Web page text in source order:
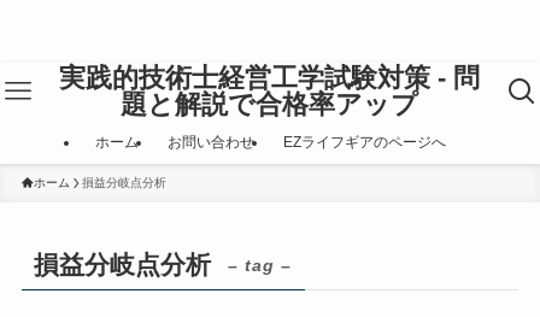
実践的技術士経営工学試験対策 - 問
題と解説で合格率アップ
ホーム お問い合わせ EZライフギアのページへ
ホーム 損益分岐点分析
損益分岐点分析 – tag –